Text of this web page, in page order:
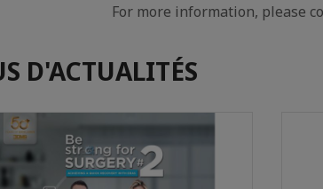
For more information, please
D'ACTUALITÉS